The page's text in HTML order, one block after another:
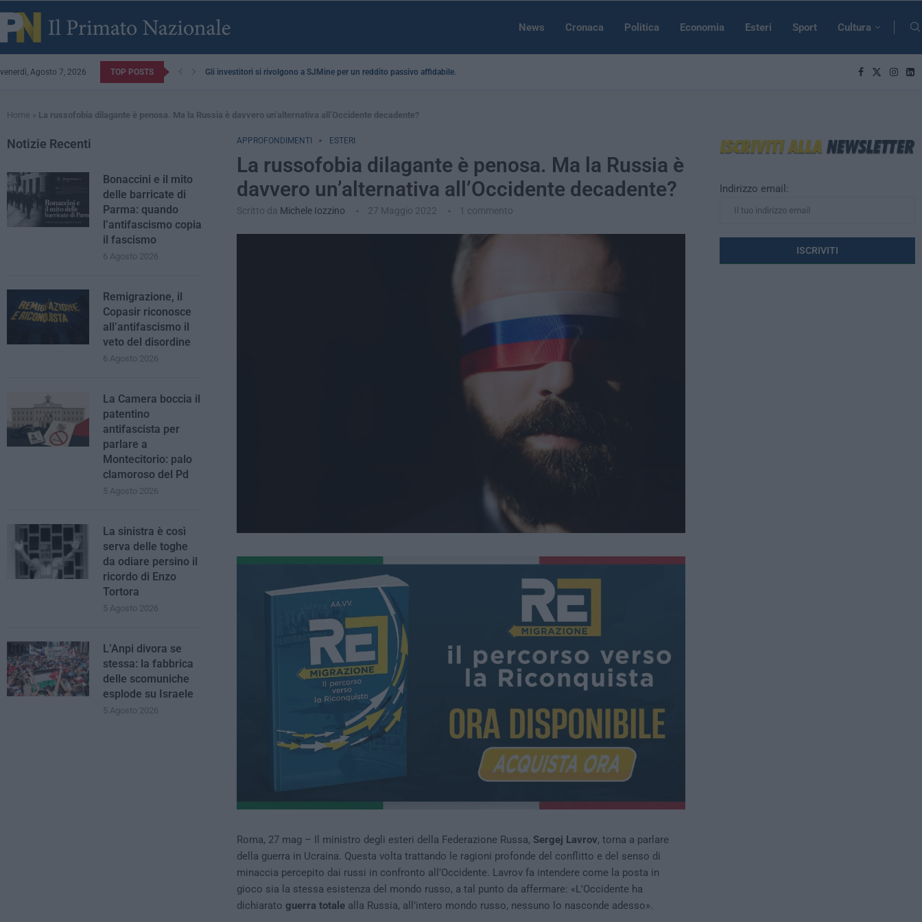
News Cronaca Politica Economia Esteri Sport Cultura
venerdì, Agosto 7, 2026 TOP POSTS Gli investitori si rivolgono a SJMine per un reddito passivo affidabile...
Home » La russofobia dilagante è penosa. Ma la Russia è davvero un’alternativa all’Occidente decadente?
APPROFONDIMENTI ESTERI
La russofobia dilagante è penosa. Ma la Russia è
davvero un’alternativa all’Occidente decadente?
Scritto da Michele Iozzino 27 Maggio 2022 1 commento
Roma, 27 mag – Il ministro degli esteri della Federazione Russa, Sergej Lavrov, torna a parlare
della guerra in Ucraina. Questa volta trattando le ragioni profonde del conflitto e del senso di
minaccia percepito dai russi in confronto all’Occidente. Lavrov fa intendere come la posta in
gioco sia la stessa esistenza del mondo russo, a tal punto da affermare: «L’Occidente ha
dichiarato guerra totalealla Russia, all’intero mondo russo, nessuno lo nasconde adesso».
Indirizzo email:
Notizie Recenti
Bonaccini e il mito
delle barricate di
Parma: quando
l’antifascismo copia
il fascismo
6 Agosto 2026
Remigrazione, il
Copasir riconosce
all’antifascismo il
veto del disordine
6 Agosto 2026
La Camera boccia il
patentino
antifascista per
parlare a
Montecitorio: palo
clamoroso del Pd
5 Agosto 2026
La sinistra è così
serva delle toghe
da odiare persino il
ricordo di Enzo
Tortora
5 Agosto 2026
L’Anpi divora se
stessa: la fabbrica
delle scomuniche
esplode su Israele
5 Agosto 2026